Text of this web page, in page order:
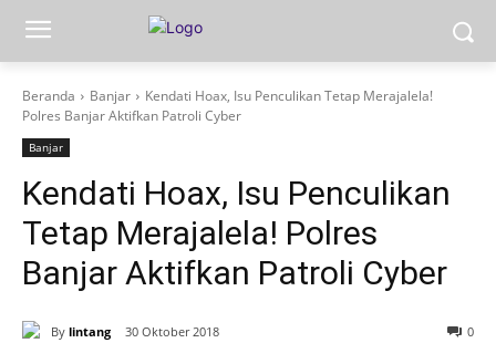
Beranda Banjar
Kendati Hoax, Isu Penculikan Tetap Merajalela!
Polres Banjar Aktifkan Patroli Cyber
Banjar
Kendati Hoax, Isu Penculikan
Tetap Merajalela! Polres
Banjar Aktifkan Patroli Cyber
By lintang 30 Oktober 2018 0